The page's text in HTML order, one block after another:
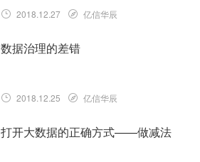
2018.12.27 亿信华辰
数据治理的差错
2018.12.25 亿信华辰
打开大数据的正确方式——做减法